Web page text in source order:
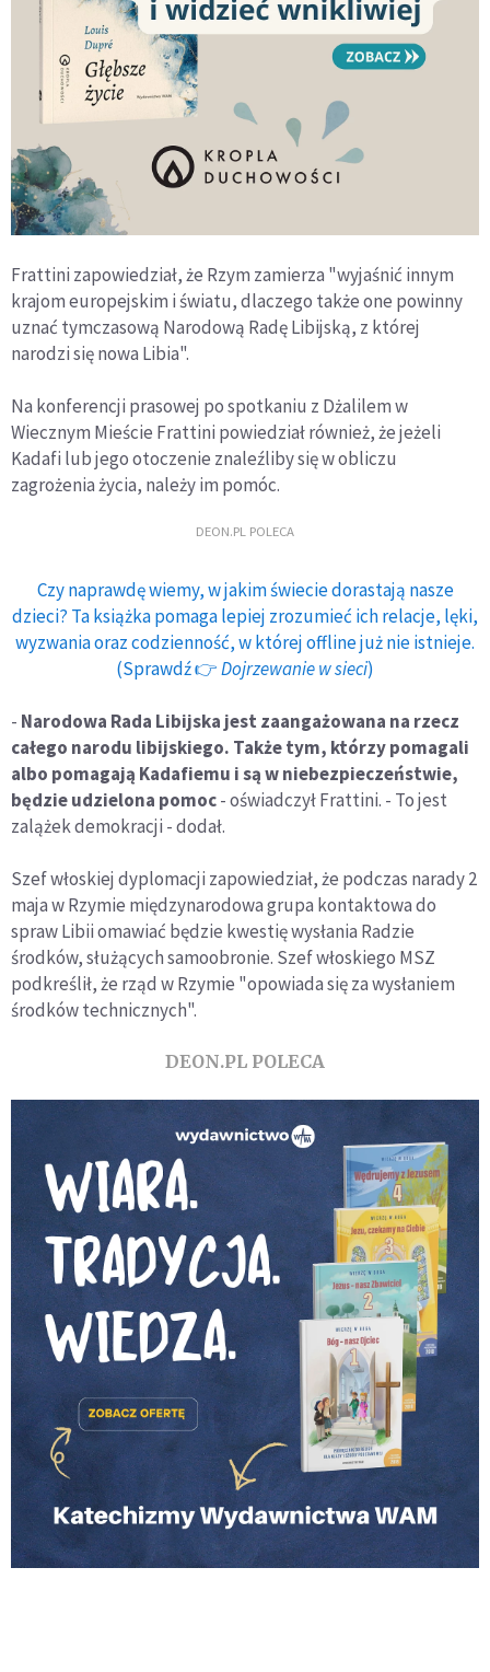
Frattini zapowiedział, że Rzym zamierza "wyjaśnić innym
krajom europejskim i światu, dlaczego także one powinny
uznać tymczasową Narodową Radę Libijską, z której
narodzi się nowa Libia".
Na konferencji prasowej po spotkaniu z Dżalilem w
Wiecznym Mieście Frattini powiedział również, że jeżeli
Kadafi lub jego otoczenie znaleźliby się w obliczu
zagrożenia życia, należy im pomóc.
DEON.PL POLECA
Czy naprawdę wiemy, w jakim świecie dorastają nasze
dzieci? Ta książka pomaga lepiej zrozumieć ich relacje, lęki,
wyzwania oraz codzienność, w której offline już nie istnieje.
(Sprawdź 👉Dojrzewanie w sieci)
- Narodowa Rada Libijska jest zaangażowana na rzecz
całego narodu libijskiego. Także tym, którzy pomagali
albo pomagają Kadafiemu i są w niebezpieczeństwie,
będzie udzielona pomoc- oświadczył Frattini. - To jest
zalążek demokracji - dodał.
Szef włoskiej dyplomacji zapowiedział, że podczas narady 2
maja w Rzymie międzynarodowa grupa kontaktowa do
spraw Libii omawiać będzie kwestię wysłania Radzie
środków, służących samoobronie. Szef włoskiego MSZ
podkreślił, że rząd w Rzymie "opowiada się za wysłaniem
środków technicznych".
DEON.PL POLECA